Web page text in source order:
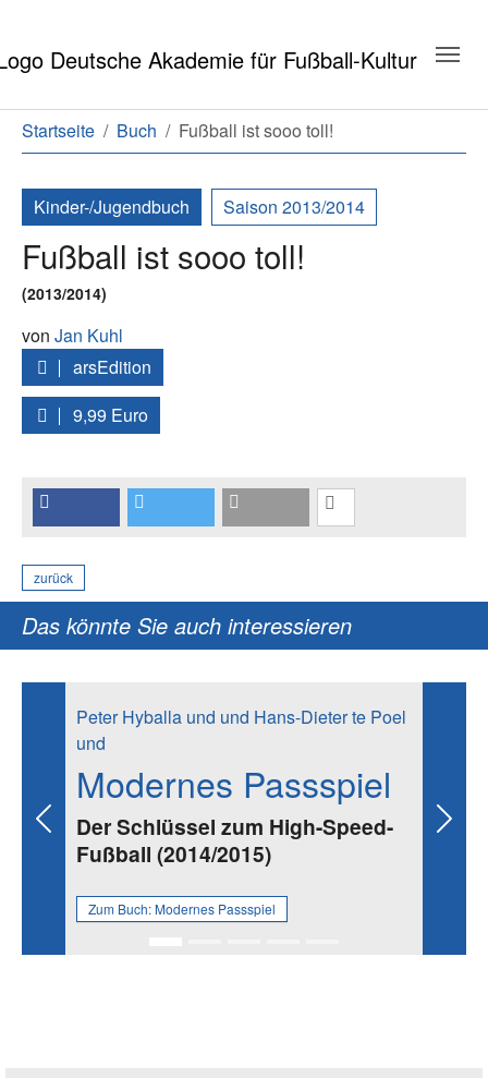
Sie sind hier:
Startseite Buch Fußball ist sooo toll!
Kinder-/Jugendbuch Saison 2013/2014
Fußball ist sooo toll!
(2013/2014)
von Jan Kuhl
arsEdition
9,99 Euro
zurück
Das könnte Sie auch interessieren
Peter Hyballa und und Hans-Dieter te Poel
und
Modernes Passspiel
Der Schlüssel zum High-Speed-
Fußball (2014/2015)
Zum Buch:Modernes Passspiel
Previous Next